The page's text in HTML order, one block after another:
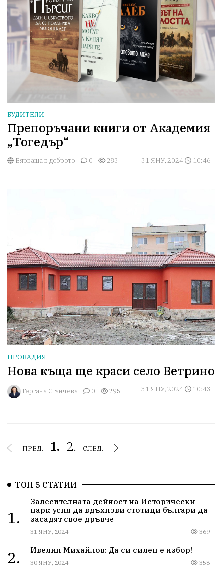
БУДИТЕЛИ
Препоръчани книги от Академия
„Тогедър“
Вярваща в доброто 0 283 31 ЯНУ, 2024 10:46
ПРОВАДИЯ
Нова къща ще краси село Ветрино
Гергана Станчева 0 295 31 ЯНУ, 2024 10:43
ПРЕД. 1. 2. СЛЕД.
ТОП 5 СТАТИИ
1.
Залесителната дейност на Исторически
парк успя да вдъхнови стотици българи да
засадят свое дръвче
31 ЯНУ, 2024 369
2. Ивелин Михайлов: Да си силен е избор!
30 ЯНУ, 2024 358